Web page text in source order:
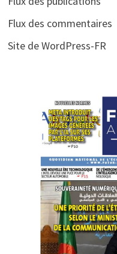
Flux des commentaires
Site de WordPress-FR